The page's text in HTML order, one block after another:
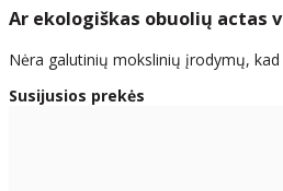
Ar ekologiškas obuolių actas
Nėra galutinių mokslinių įrodymų,
Susijusios prekės